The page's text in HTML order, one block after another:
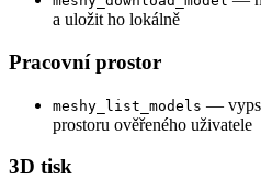
a uložit ho lokálně
Pracovní prostor
meshy_list_models —
prostoru ověřeného uživatele
3D tisk